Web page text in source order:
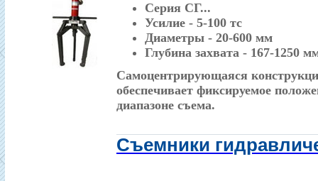
Серия СГ...
Усилие - 5-100 тс
Диаметры - 20-600 мм
Глубина захвата - 167-1250
Cамоцентрирующаяся
обеспечивает фиксируемое
диапазоне съема.
Съемники